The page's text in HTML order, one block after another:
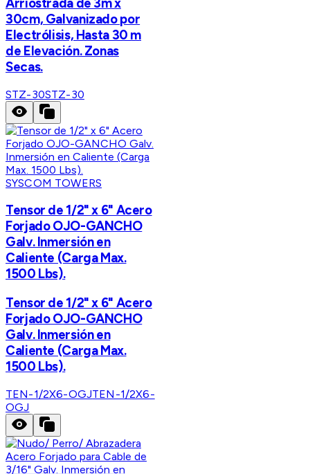
30cm, Galvanizado por
Electrólisis, Hasta 30 m
de Elevación. Zonas
Secas.
STZ-30STZ-30
SYSCOM TOWERS
Tensor de 1/2" x 6" Acero
Forjado OJO-GANCHO
Galv. Inmersión en
Caliente (Carga Max.
1500 Lbs).
Tensor de 1/2" x 6" Acero
Forjado OJO-GANCHO
Galv. Inmersión en
Caliente (Carga Max.
1500 Lbs).
TEN-1/2X6-OGJTEN-1/2X6-
OGJ